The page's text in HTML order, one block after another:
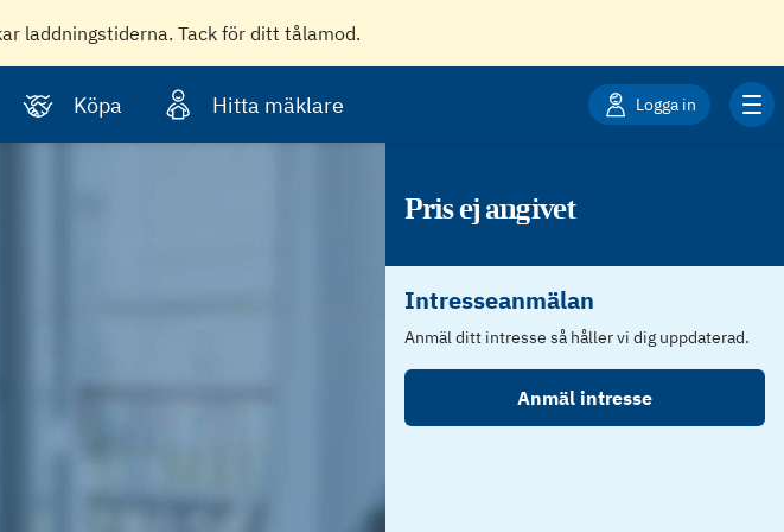
laddningstiderna. Tack för ditt tålamod.
Köpa Hitta mäklare Logga in
Pris ej angivet
Intresseanmälan
Anmäl ditt intresse så håller vi dig uppdaterad.
Anmäl intresse